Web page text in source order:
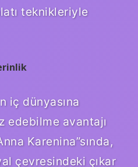
teknikleriyle
iç dünyasına
edebilme avantajı
Karenina”sında,
çevresindeki çıkar